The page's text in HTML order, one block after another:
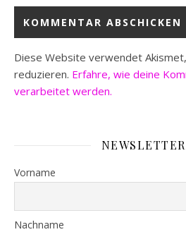
Diese Website verwendet
reduzieren. Erfahre, wie deine
verarbeitet werden.
Vorname
Nachname